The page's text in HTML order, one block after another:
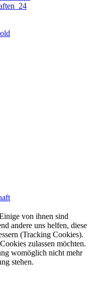
von ihnen sind
andere uns helfen, diese
(Tracking Cookies).
zulassen möchten.
womöglich nicht mehr
stehen.